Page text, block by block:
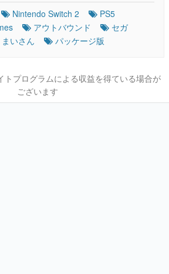
Nintendo Switch 2
PS5
アウトバウンド
セガ
いさん パッケージ版
トプログラムによる収益を得ている場合が
ございます